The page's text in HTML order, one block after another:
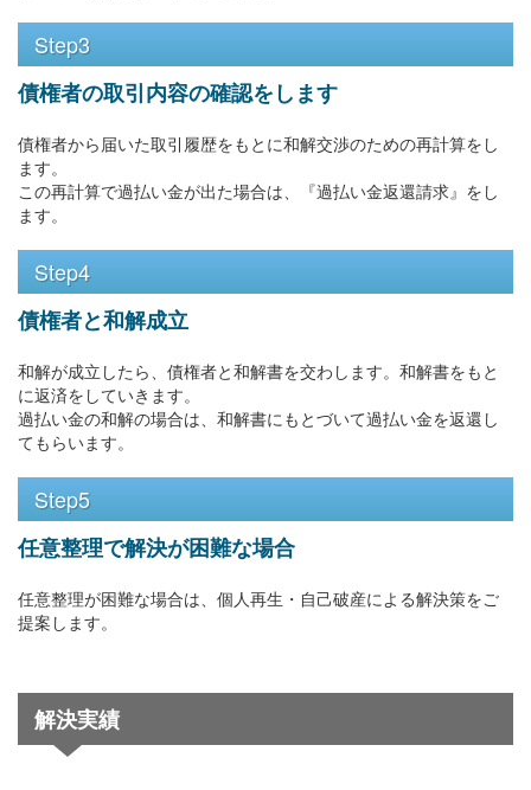
Step3
債権者の取引内容の確認をします
債権者から届いた取引履歴をもとに和解交渉のための再計算をし
ます。
この再計算で過払い金が出た場合は、『過払い金返還請求』をし
ます。
Step4
債権者と和解成立
和解が成立したら、債権者と和解書を交わします。和解書をもと
に返済をしていきます。
過払い金の和解の場合は、和解書にもとづいて過払い金を返還し
てもらいます。
Step5
任意整理で解決が困難な場合
任意整理が困難な場合は、個人再生・自己破産による解決策をご
提案します。
解決実績